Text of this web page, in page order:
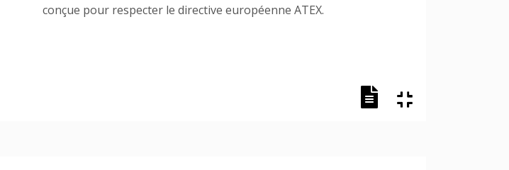
conçue pour respecter le directive européenne ATEX.